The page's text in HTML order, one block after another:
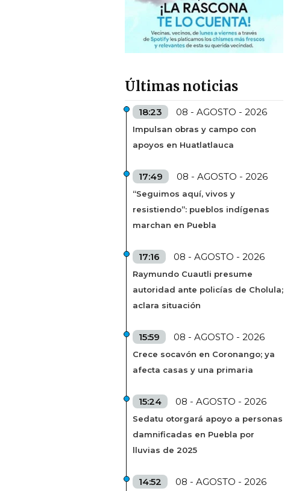
Últimas noticias
18:23 08 - AGOSTO - 2026
Impulsan obras y campo con
apoyos en Huatlatlauca
17:49 08 - AGOSTO - 2026
“Seguimos aquí, vivos y
resistiendo”: pueblos indígenas
marchan en Puebla
17:16 08 - AGOSTO - 2026
Raymundo Cuautli presume
autoridad ante policías de Cholula;
aclara situación
15:59 08 - AGOSTO - 2026
Crece socavón en Coronango; ya
afecta casas y una primaria
15:24 08 - AGOSTO - 2026
Sedatu otorgará apoyo a personas
damnificadas en Puebla por
lluvias de 2025
14:52 08 - AGOSTO - 2026